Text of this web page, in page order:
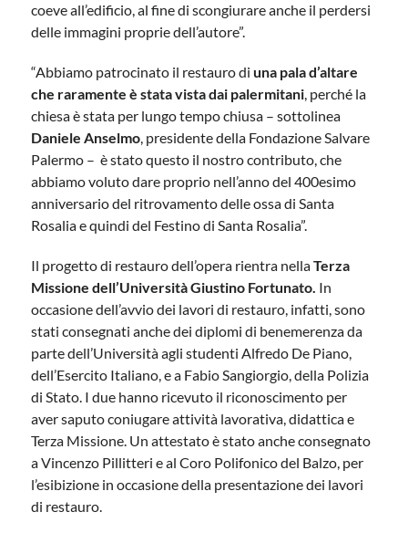
coeve all’edificio, al fine di scongiurare anche il perdersi
delle immagini proprie dell’autore”.
“Abbiamo patrocinato il restauro diuna pala d’altare
che raramente è stata vista dai palermitani, perché la
chiesa è stata per lungo tempo chiusa – sottolinea
Daniele Anselmo, presidente della Fondazione Salvare
Palermo – è stato questo il nostro contributo, che
abbiamo voluto dare proprio nell’anno del 400esimo
anniversario del ritrovamento delle ossa di Santa
Rosalia e quindi del Festino di Santa Rosalia”.
Il progetto di restauro dell’opera rientra nellaTerza
Missione dell’Università Giustino Fortunato. In
occasione dell’avvio dei lavori di restauro, infatti, sono
stati consegnati anche dei diplomi di benemerenza da
parte dell’Università agli studenti Alfredo De Piano,
dell’Esercito Italiano, e a Fabio Sangiorgio, della Polizia
di Stato. I due hanno ricevuto il riconoscimento per
aver saputo coniugare attività lavorativa, didattica e
Terza Missione. Un attestato è stato anche consegnato
a Vincenzo Pillitteri e al Coro Polifonico del Balzo, per
l’esibizione in occasione della presentazione dei lavori
di restauro.